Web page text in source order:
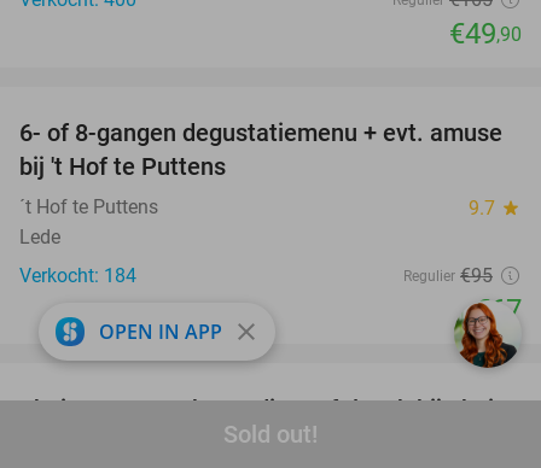
Sold out!
€49,90
29%
6- of 8-gangen degustatiemenu + evt. amuse
bij 't Hof te Puttens
´t Hof te Puttens 9.7 star
Lede
Verkocht: 184
Regulier €95
€67
favorite_border
Thais 3-gangen keuzediner of -lunch bij Thai
Thanee in hartje Gent
OPEN IN APP close